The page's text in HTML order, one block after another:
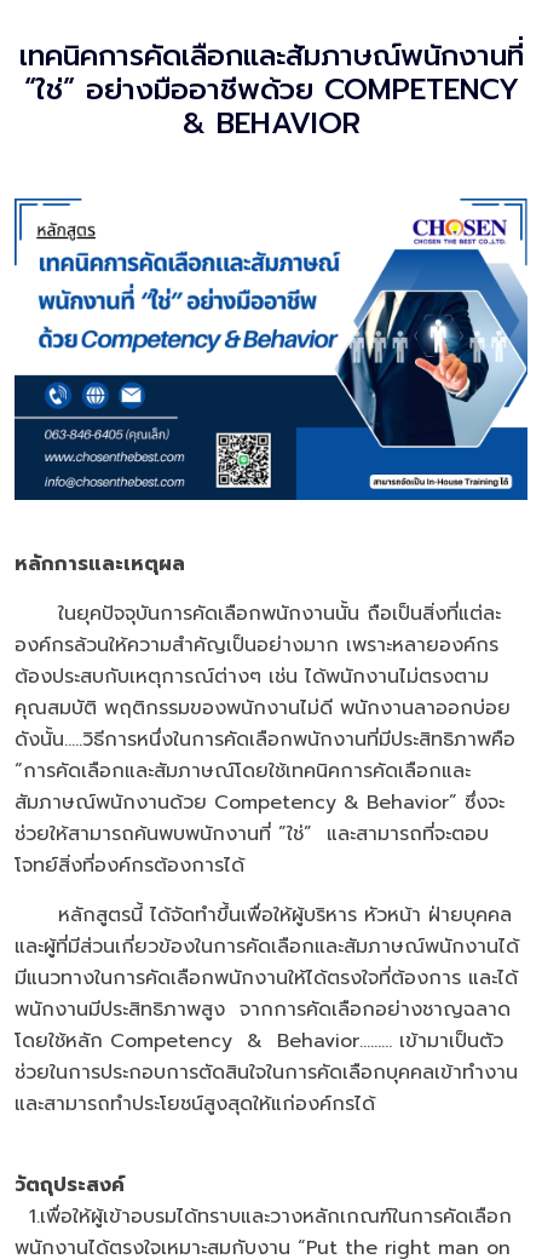
เทคนิคการคัดเลือกและสัมภาษณ์พนักงานที่
“ใช่” อย่างมืออาชีพด้วย COMPETENCY
& BEHAVIOR
หลักการและเหตุผล
ในยุคปัจจุบันการคัดเลือกพนักงานนั้น ถือเป็นสิ่งที่แต่ละ
องค์กรล้วนให้ความสำคัญเป็นอย่างมาก เพราะหลายองค์กร
ต้องประสบกับเหตุการณ์ต่างๆ เช่น ได้พนักงานไม่ตรงตาม
คุณสมบัติ พฤติกรรมของพนักงานไม่ดี พนักงานลาออกบ่อย
ดังนั้น.....วิธีการหนึ่งในการคัดเลือกพนักงานที่มีประสิทธิภาพคือ
“การคัดเลือกและสัมภาษณ์โดยใช้เทคนิคการคัดเลือกและ
สัมภาษณ์พนักงานด้วย Competency & Behavior” ซึ่งจะ
ช่วยให้สามารถค้นพบพนักงานที่ ”ใช่” และสามารถที่จะตอบ
โจทย์สิ่งที่องค์กรต้องการได้
หลักสูตรนี้ ได้จัดทำขึ้นเพื่อให้ผู้บริหาร หัวหน้า ฝ่ายบุคคล
และผู้ที่มีส่วนเกี่ยวข้องในการคัดเลือกและสัมภาษณ์พนักงานได้
มีแนวทางในการคัดเลือกพนักงานให้ได้ตรงใจที่ต้องการ และได้
พนักงานมีประสิทธิภาพสูง จากการคัดเลือกอย่างชาญฉลาด
โดยใช้หลัก Competency & Behavior......... เข้ามาเป็นตัว
ช่วยในการประกอบการตัดสินใจในการคัดเลือกบุคคลเข้าทำงาน
และสามารถทำประโยชน์สูงสุดให้แก่องค์กรได้
วัตถุประสงค์
1.เพื่อให้ผู้เข้าอบรมได้ทราบและวางหลักเกณฑ์ในการคัดเลือก
พนักงานได้ตรงใจเหมาะสมกับงาน “Put the right man on